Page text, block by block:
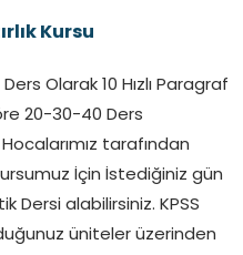
Kursu
Olarak 10 Hızlı Paragraf
20-30-40 Ders
tarafından
İçin İstediğiniz gün
alabilirsiniz. KPSS
üniteler üzerinden